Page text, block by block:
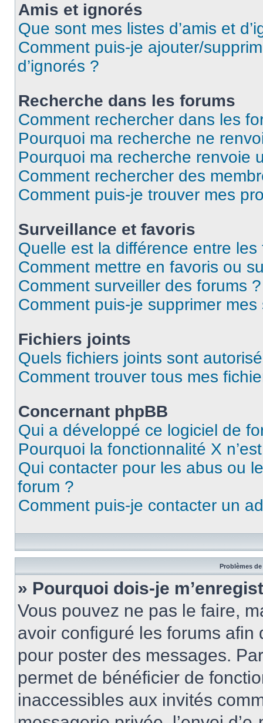
Amis et ignorés
Que sont mes listes d’amis et
Comment puis-je ajouter/
d’ignorés ?
Recherche dans les forums
Comment rechercher dans les
Pourquoi ma recherche ne
Pourquoi ma recherche renvoie
Comment rechercher des
Comment puis-je trouver mes
Surveillance et favoris
Quelle est la différence entre
Comment mettre en favoris ou
Comment surveiller des forums ?
Comment puis-je supprimer
Fichiers joints
Quels fichiers joints sont
Comment trouver tous mes
Concernant phpBB
Qui a développé ce logiciel de
Pourquoi la fonctionnalité X
Qui contacter pour les abus ou
forum ?
Comment puis-je contacter un
Problèmes
» Pourquoi dois-je
Vous pouvez ne pas le faire,
avoir configuré les forums afin
pour poster des messages.
permet de bénéficier de
inaccessibles aux invités